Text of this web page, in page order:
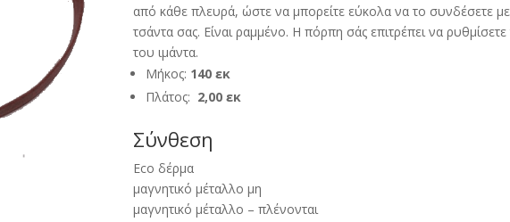
από κάθε πλευρά, ώστε να μπορείτε εύκολα να το συνδέσετε
τσάντα σας. Είναι ραμμένο. Η πόρπη σάς επιτρέπει να
του ιμάντα.
Μήκος: 140 εκ
Πλάτος: 2,00 εκ
Σύνθεση
Eco δέρμα
μαγνητικό μέταλλο μη
μαγνητικό μέταλλο – πλένονται